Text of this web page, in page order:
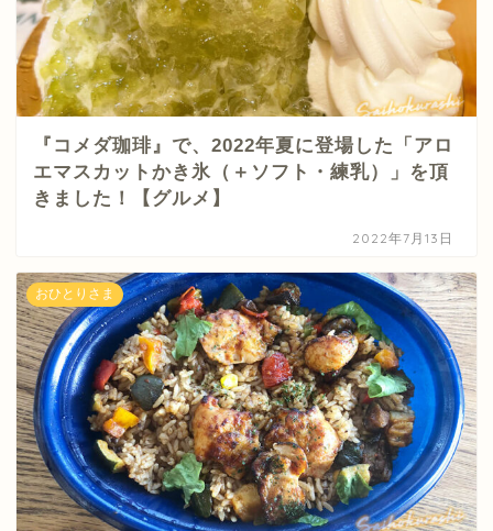
『コメダ珈琲』で、2022年夏に登場した「アロ
エマスカットかき氷（＋ソフト・練乳）」を頂
きました！【グルメ】
2022年7月13日
おひとりさま